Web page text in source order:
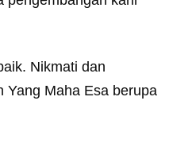
Nikmati dan
Yang Maha Esa berupa